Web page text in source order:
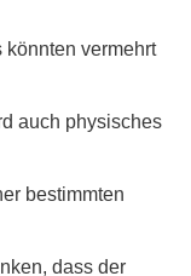
vermehrt
auch physisches
bestimmten
dass der